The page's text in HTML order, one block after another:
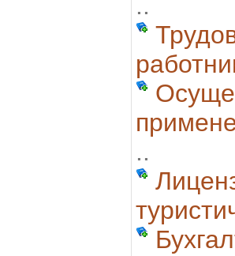
..